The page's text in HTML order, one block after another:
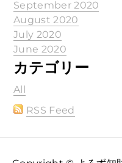
September 2020
August 2020
July 2020
June 2020
カテゴリー
All
RSS Feed